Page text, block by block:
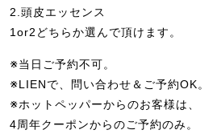
2.頭皮エッセンス
1or2どちらか選んで頂けます。
※当日ご予約不可。
※LIENで、問い合わせ＆ご予約OK。
※ホットペッパーからのお客様は、
4周年クーポンからのご予約のみ。